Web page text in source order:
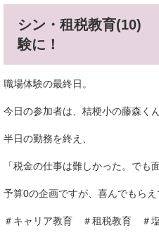
シン・租税教育(10)
験に！
職場体験の最終日。
今日の参加者は、桔梗小の藤森くん
半日の勤務を終え、
「税金の仕事は難しかった。でも
予算0の企画ですが、喜んでもらえ
＃キャリア教育 ＃租税教育 ＃